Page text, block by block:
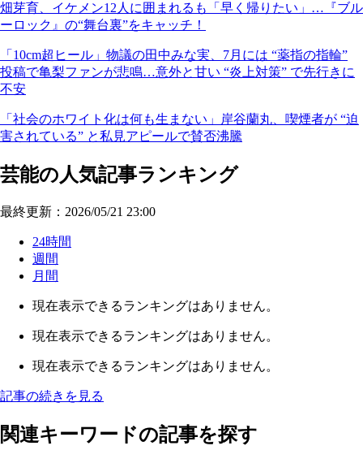
畑芽育、イケメン12人に囲まれるも「早く帰りたい」…『ブル
ーロック』の“舞台裏”をキャッチ！
「10cm超ヒール」物議の田中みな実、7月には “薬指の指輪”
投稿で亀梨ファンが悲鳴…意外と甘い “炎上対策” で先行きに
不安
「社会のホワイト化は何も生まない」岸谷蘭丸、喫煙者が “迫
害されている” と私見アピールで賛否沸騰
芸能の人気記事ランキング
最終更新：2026/05/21 23:00
24時間
週間
月間
現在表示できるランキングはありません。
現在表示できるランキングはありません。
現在表示できるランキングはありません。
記事の続きを見る
関連キーワードの記事を探す